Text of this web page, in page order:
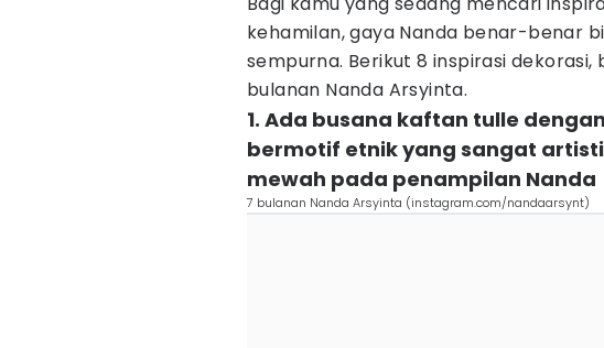
kehamilan, gaya Nanda benar-benar
sempurna. Berikut 8 inspirasi dekorasi,
bulanan Nanda Arsyinta.
1. Ada busana kaftan tulle
bermotif etnik yang sangat
mewah pada penampilan Nanda
7 bulanan Nanda Arsyinta (instagram.com/nandaarsynt)